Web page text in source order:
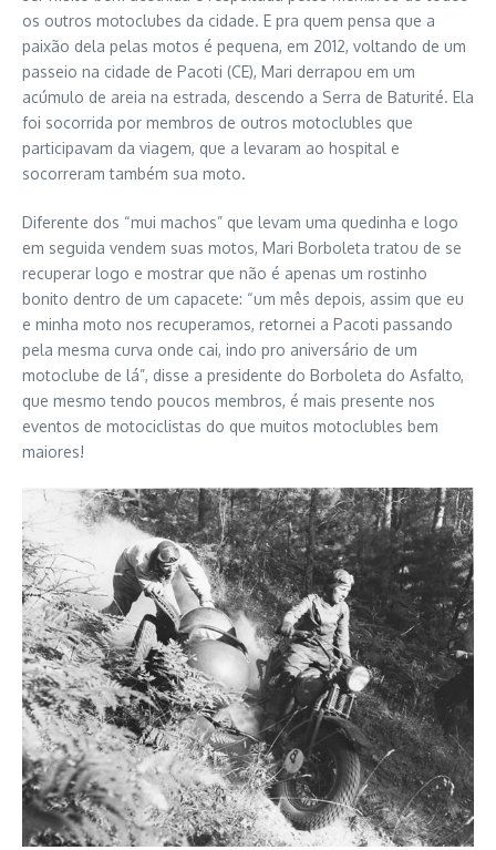
os outros motoclubes da cidade. E pra quem pensa que a
paixão dela pelas motos é pequena, em 2012, voltando de um
passeio na cidade de Pacoti (CE), Mari derrapou em um
acúmulo de areia na estrada, descendo a Serra de Baturité. Ela
foi socorrida por membros de outros motoclubles que
participavam da viagem, que a levaram ao hospital e
socorreram também sua moto.
Diferente dos “mui machos” que levam uma quedinha e logo
em seguida vendem suas motos, Mari Borboleta tratou de se
recuperar logo e mostrar que não é apenas um rostinho
bonito dentro de um capacete: “um mês depois, assim que eu
e minha moto nos recuperamos, retornei a Pacoti passando
pela mesma curva onde cai, indo pro aniversário de um
motoclube de lá”, disse a presidente do Borboleta do Asfalto,
que mesmo tendo poucos membros, é mais presente nos
eventos de motociclistas do que muitos motoclubles bem
maiores!